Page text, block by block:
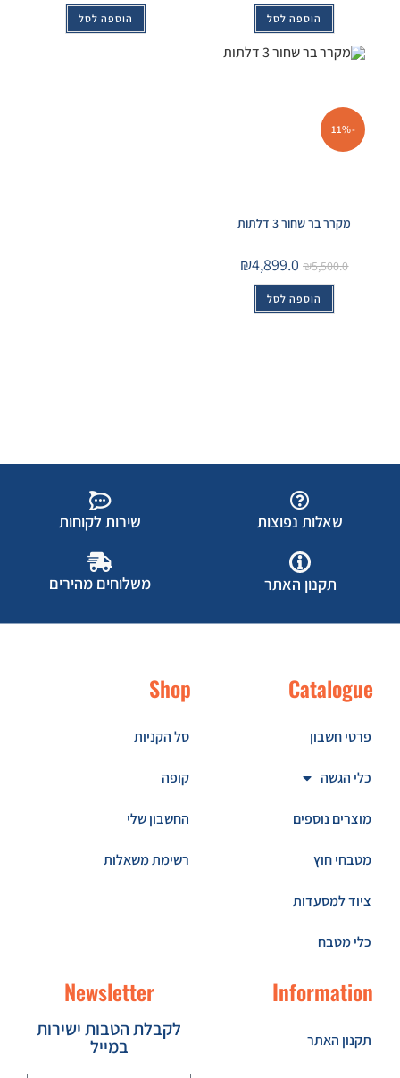
הוספה לסל הוספה לסל
-11%
מקרר בר שחור 3 דלתות
₪5,500.0
₪4,899.0
הוספה לסל
שאלות נפוצות שירות לקוחות
תקנון האתר משלוחים מהירים
Catalogue
פרטי חשבון
כלי הגשה
מוצרים נוספים
מטבחי חוץ
ציוד למסעדות
כלי מטבח
Shop
סל הקניות
קופה
החשבון שלי
רשימת משאלות
Information
תקנון האתר
Newsletter
לקבלת הטבות ישירות
במייל